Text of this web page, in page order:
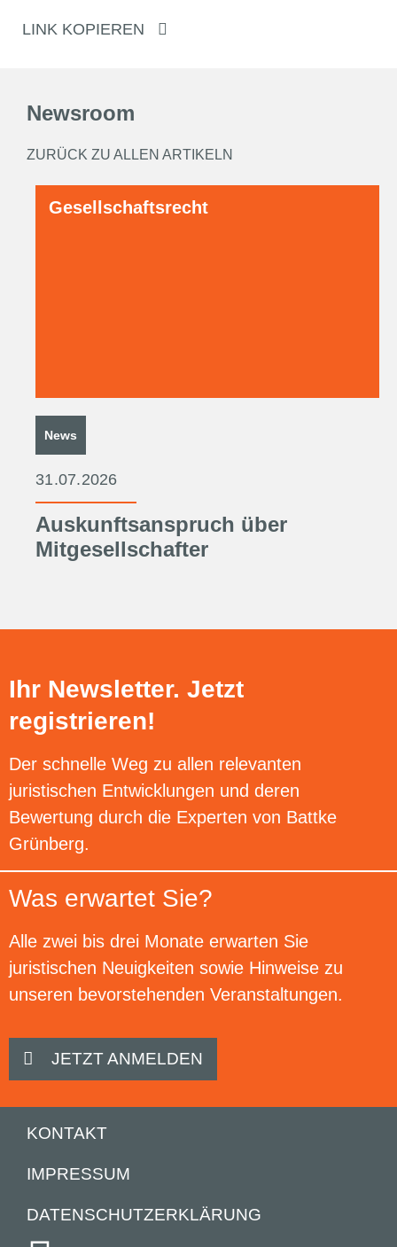
LINK KOPIEREN
Newsroom
ZURÜCK ZU ALLEN ARTIKELN
Gesellschaftsrecht
News
31.07.2026
Auskunftsanspruch über
Mitgesellschafter
Ihr Newsletter. Jetzt
registrieren!
Der schnelle Weg zu allen relevanten
juristischen Entwicklungen und deren
Bewertung durch die Experten von Battke
Grünberg.
Was erwartet Sie?
Alle zwei bis drei Monate erwarten Sie
juristischen Neuigkeiten sowie Hinweise zu
unseren bevorstehenden Veranstaltungen.
JETZT ANMELDEN
KONTAKT
IMPRESSUM
DATENSCHUTZERKLÄRUNG